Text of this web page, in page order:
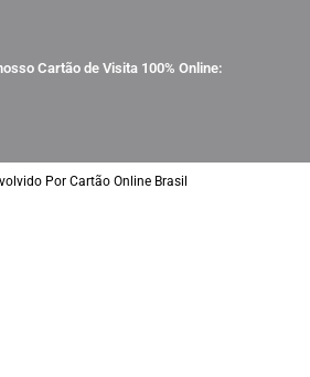
Cartão de Visita 100% Online:
Por Cartão Online Brasil